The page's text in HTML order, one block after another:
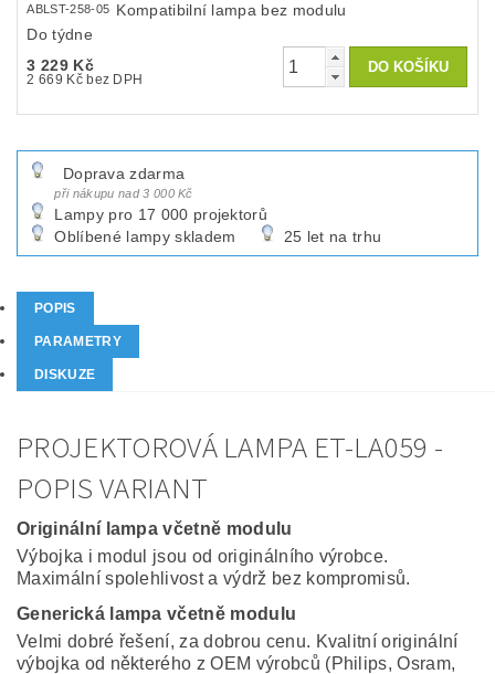
ABLST-258-05 Kompatibilní lampa bez modulu
Do týdne
3 229 Kč
2 669 Kč bez DPH
Doprava zdarma
při nákupu nad 3 000 Kč
Lampy pro 17 000 projektorů
Oblíbené lampy skladem
25 let na trhu
POPIS
PARAMETRY
DISKUZE
PROJEKTOROVÁ LAMPA ET-LA059 -
POPIS VARIANT
Originální lampa včetně modulu
Výbojka i modul jsou od originálního výrobce.
Maximální spolehlivost a výdrž bez kompromisů.
Generická lampa včetně modulu
Velmi dobré řešení, za dobrou cenu. Kvalitní originální
výbojka od některého z OEM výrobců (Philips, Osram,